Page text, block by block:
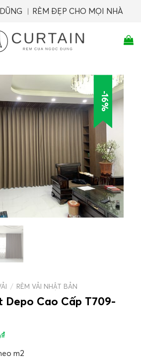
︱RÈM ĐẸP CHO MỌI NHÀ
-16%
/ RÈM VẢI NHẬT BẢN
Depo Cao Cấp T709-
₫
m2